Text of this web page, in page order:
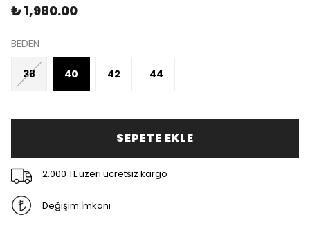
₺ 1,980.00
BEDEN
38 40 42 44
SEPETE EKLE
2.000 TL üzeri ücretsiz kargo
Değişim İmkanı